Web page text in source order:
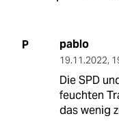
P pablo
19.11.2022,
Die SPD
feuchten
das wenig